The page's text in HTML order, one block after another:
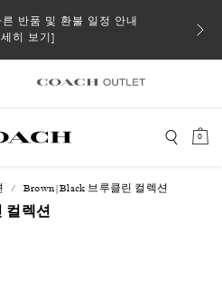
반품 및 환불 일정 안내
세히 보기]
일부
0
Brown|Black 브루클린 컬렉션
컬렉션